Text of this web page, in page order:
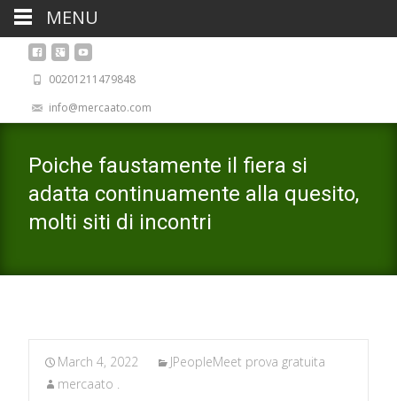
00201211479848
info@mercaato.com
Poiche faustamente il fiera si
adatta continuamente alla quesito,
molti siti di incontri
March 4, 2022
JPeopleMeet prova gratuita
mercaato .
MENU